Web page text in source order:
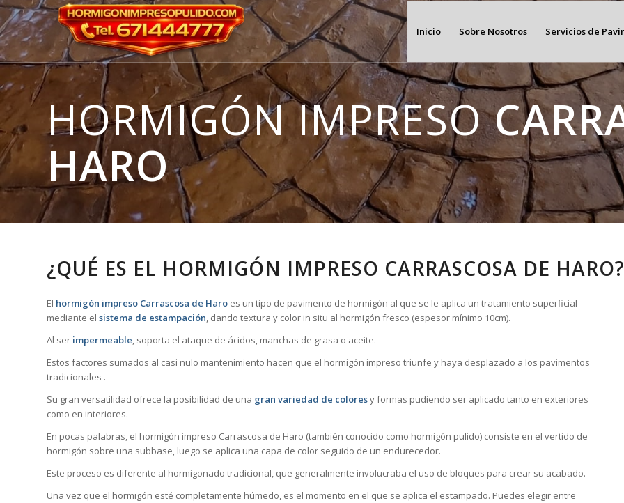
Inicio Sobre Nosotros Servicios de
HORMIGÓN IMPRESO
HARO
¿QUÉ ES EL HORMIGÓN IMPRESO CARRASCOSA DE HARO?
El hormigón impreso Carrascosa de Haro es un tipo de pavimento de hormigón al que se le aplica un tratamiento superficial
mediante el sistema de estampación, dando textura y color in situ al hormigón fresco (espesor mínimo 10cm).
Al ser impermeable, soporta el ataque de ácidos, manchas de grasa o aceite.
Estos factores sumados al casi nulo mantenimiento hacen que el hormigón impreso triunfe y haya desplazado a los pavimentos
tradicionales .
Su gran versatilidad ofrece la posibilidad de una gran variedad de coloresy formas pudiendo ser aplicado tanto en exteriores
como en interiores.
En pocas palabras, el hormigón impreso Carrascosa de Haro (también conocido como hormigón pulido) consiste en el vertido de
hormigón sobre una subbase, luego se aplica una capa de color seguido de un endurecedor.
Este proceso es diferente al hormigonado tradicional, que generalmente involucraba el uso de bloques para crear su acabado.
Una vez que el hormigón esté completamente húmedo, es el momento en el que se aplica el estampado. Puedes elegir entre